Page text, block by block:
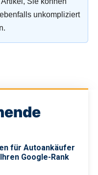
unkompliziert
für Autoankäufer
Google-Rank